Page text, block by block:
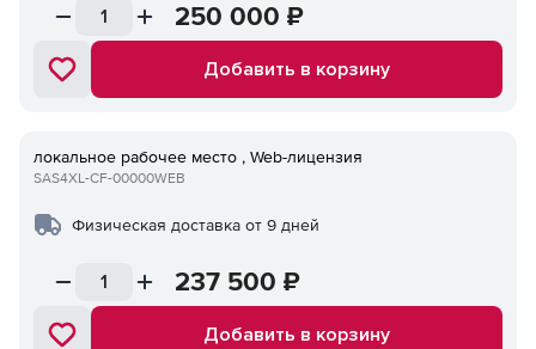
250 000 ₽
Добавить в корзину
локальное рабочее место , Web-лицензия
SAS4XL-CF-00000WEB
Физическая доставка от 9 дней
237 500 ₽
Добавить в корзину